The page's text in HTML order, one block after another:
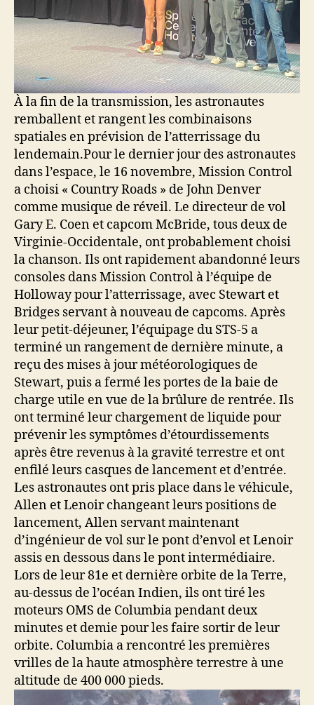
À la fin de la transmission, les astronautes
remballent et rangent les combinaisons
spatiales en prévision de l’atterrissage du
lendemain.Pour le dernier jour des astronautes
dans l’espace, le 16 novembre, Mission Control
a choisi « Country Roads » de John Denver
comme musique de réveil. Le directeur de vol
Gary E. Coen et capcom McBride, tous deux de
Virginie-Occidentale, ont probablement choisi
la chanson. Ils ont rapidement abandonné leurs
consoles dans Mission Control à l’équipe de
Holloway pour l’atterrissage, avec Stewart et
Bridges servant à nouveau de capcoms. Après
leur petit-déjeuner, l’équipage du STS-5 a
terminé un rangement de dernière minute, a
reçu des mises à jour météorologiques de
Stewart, puis a fermé les portes de la baie de
charge utile en vue de la brûlure de rentrée. Ils
ont terminé leur chargement de liquide pour
prévenir les symptômes d’étourdissements
après être revenus à la gravité terrestre et ont
enfilé leurs casques de lancement et d’entrée.
Les astronautes ont pris place dans le véhicule,
Allen et Lenoir changeant leurs positions de
lancement, Allen servant maintenant
d’ingénieur de vol sur le pont d’envol et Lenoir
assis en dessous dans le pont intermédiaire.
Lors de leur 81e et dernière orbite de la Terre,
au-dessus de l’océan Indien, ils ont tiré les
moteurs OMS de Columbia pendant deux
minutes et demie pour les faire sortir de leur
orbite. Columbia a rencontré les premières
vrilles de la haute atmosphère terrestre à une
altitude de 400 000 pieds.